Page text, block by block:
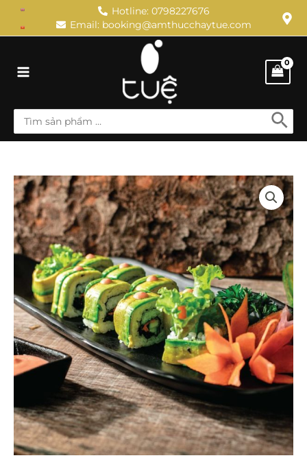
Hotline: 0798227676
Email: booking@amthucchaytue.com
Menu
Search
for:
Xanh
quantity